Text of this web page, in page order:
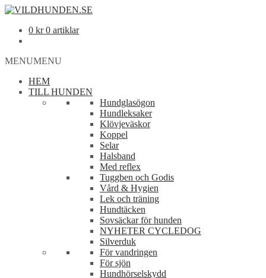
0 kr 0 artiklar
MENUMENU
HEM
TILL HUNDEN
Hundglasögon
Hundleksaker
Klövjeväskor
Koppel
Selar
Halsband
Med reflex
Tuggben och Godis
Vård & Hygien
Lek och träning
Hundtäcken
Sovsäckar för hunden
NYHETER CYCLEDOG
Silverduk
För vandringen
För sjön
Hundhörselskydd